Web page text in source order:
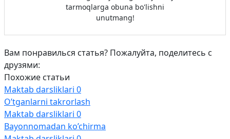
tarmoqlarga obuna bo'lishni
unutmang!
Вам понравилься статья? Пожалуйта, поделитесь с
друзями:
Похожие статьи
Maktab darsliklari 0
O’tganlarni takrorlash
Maktab darsliklari 0
Bayonnomadan ko’chirma